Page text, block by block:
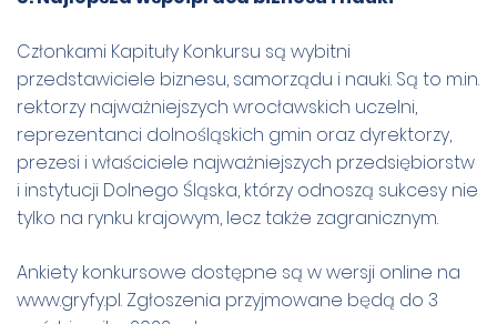
Członkami Kapituły Konkursu są wybitni
przedstawiciele biznesu, samorządu i nauki. Są to m.in.
rektorzy najważniejszych wrocławskich uczelni,
reprezentanci dolnośląskich gmin oraz dyrektorzy,
prezesi i właściciele najważniejszych przedsiębiorstw
i instytucji Dolnego Śląska, którzy odnoszą sukcesy nie
tylko na rynku krajowym, lecz także zagranicznym.
Ankiety konkursowe dostępne są w wersji online na
www.gryfy.pl. Zgłoszenia przyjmowane będą do 3